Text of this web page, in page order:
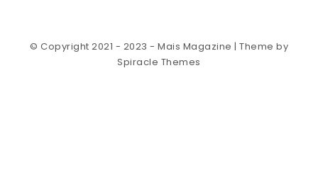
© Copyright 2021 - 2023 - Mais Magazine | Theme by
Spiracle Themes